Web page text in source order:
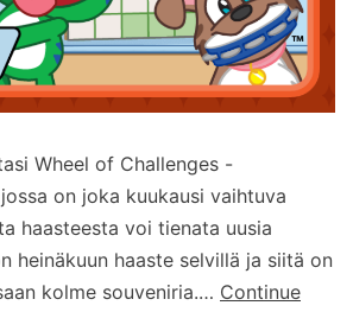
Wheel of Challenges -
on joka kuukausi vaihtuva
haasteesta voi tienata uusia
heinäkuun haaste selvillä ja siitä on
kolme souveniria.… Continue